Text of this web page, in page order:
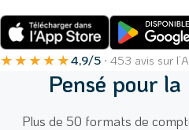
★★★★★4,9/5· 453 avis sur
Pensé pour
Plus de 50 formats de